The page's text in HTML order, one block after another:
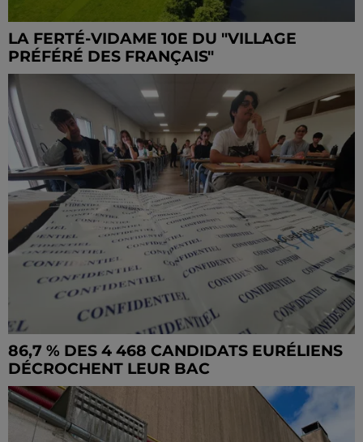
LA FERTÉ-VIDAME 10E DU "VILLAGE
PRÉFÉRÉ DES FRANÇAIS"
86,7 % DES 4 468 CANDIDATS EURÉLIENS
DÉCROCHENT LEUR BAC